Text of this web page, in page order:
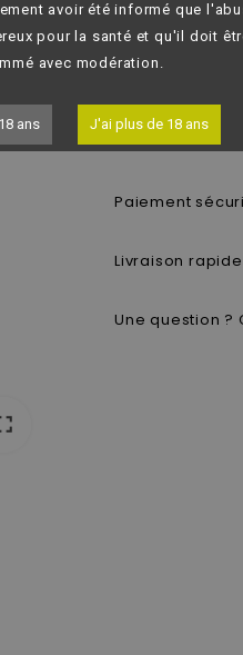
avoir été informé que
pour la santé et qu'il doit
avec modération.
ans J'ai plus de 18 ans
not_interested
N'hésitez pas à
en stock.
Paiement
Livraison
Une question ?